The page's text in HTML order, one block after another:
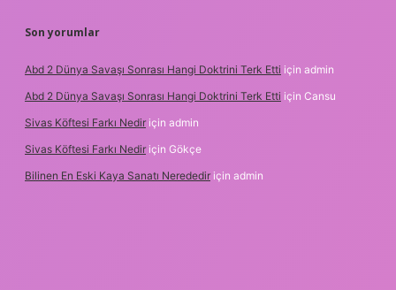
Son yorumlar
Abd 2 Dünya Savaşı Sonrası Hangi Doktrini Terk Etti için admin
Abd 2 Dünya Savaşı Sonrası Hangi Doktrini Terk Etti için Cansu
Sivas Köftesi Farkı Nedir için admin
Sivas Köftesi Farkı Nedir için Gökçe
Bilinen En Eski Kaya Sanatı Nerededir için admin